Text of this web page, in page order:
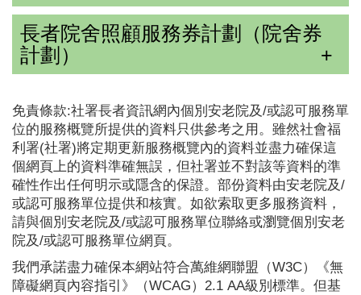
長者院舍照顧服務券計劃（院舍券
計劃）
免責條款:社署長者資訊網內個別安老院及/或認可服務單
位的服務概覽所提供的資料只供參考之用。雖然社會福
利署(社署)將定期更新服務概覽內的資料並盡力確保這
個網頁上的資料準確無誤，但社署並不對該等資料的準
確性作出任何明示或隱含的保證。部份資料由安老院及/
或認可服務單位提供和核實。如欲索取更多服務資料，
請與個別安老院及/或認可服務單位聯絡或瀏覽個別安老
院及/或認可服務單位網頁。
我們承諾盡力確保本網站符合萬維網聯盟（W3C）《無
障礙網頁內容指引》（WCAG）2.1 AA級別標準。但基